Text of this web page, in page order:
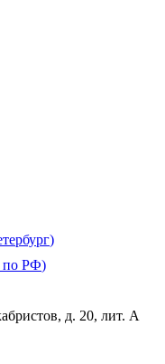
)
по РФ)
д. 20, лит. А